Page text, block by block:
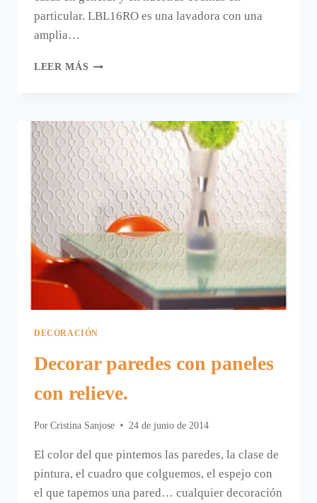
particular. LBL16RO es una lavadora con una
amplia…
LEER MÁS DECORA
CON
ELECTRODOMÉSTICOS
AÑOS
50
DECORACIÓN
Decorar paredes con paneles
con relieve.
Por Cristina Sanjose 24 de junio de 2014
El color del que pintemos las paredes, la clase de
pintura, el cuadro que colguemos, el espejo con
el que tapemos una pared… cualquier decoración